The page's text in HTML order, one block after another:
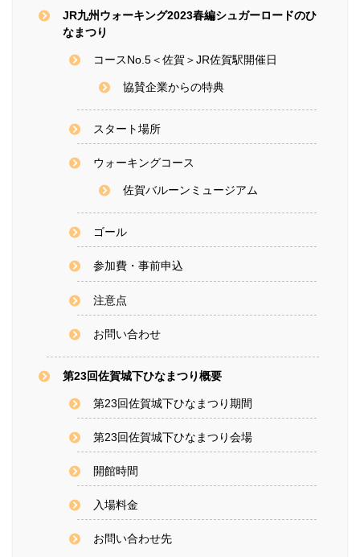
JR九州ウォーキング2023春編シュガーロードのひ
なまつり
コースNo.5＜佐賀＞JR佐賀駅開催日
協賛企業からの特典
スタート場所
ウォーキングコース
佐賀バルーンミュージアム
ゴール
参加費・事前申込
注意点
お問い合わせ
第23回佐賀城下ひなまつり概要
第23回佐賀城下ひなまつり期間
第23回佐賀城下ひなまつり会場
開館時間
入場料金
お問い合わせ先